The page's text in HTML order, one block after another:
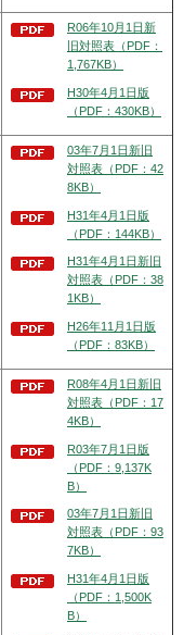
R06年10月1日新
旧対照表（PDF：
1,767KB）
H30年4月1日版
（PDF：430KB）
03年7月1日新旧
対照表（PDF：42
8KB）
H31年4月1日版
（PDF：144KB）
H31年4月1日新旧
対照表（PDF：38
1KB）
H26年11月1日版
（PDF：83KB）
R08年4月1日新旧
対照表（PDF：17
4KB）
R03年7月1日版
（PDF：9,137K
B）
03年7月1日新旧
対照表（PDF：93
7KB）
H31年4月1日版
（PDF：1,500K
B）